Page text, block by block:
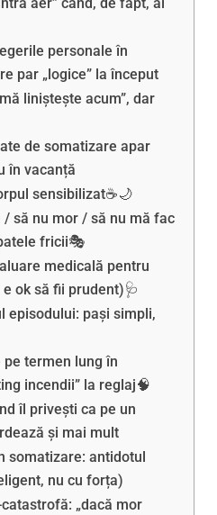
personale în
par „logice” la început
liniștește acum”, dar
de somatizare apar
în vacanță
sensibilizat☕🌙
/ să nu mor / să nu mă fac
fricii🎭
medicală pentru
ok să fii prudent)🩺
episodului: pași simpli,
termen lung în
incendii” la reglaj🧠
îl privești ca pe un
și mai mult
somatizare: antidotul
nu cu forța)
„dacă mor